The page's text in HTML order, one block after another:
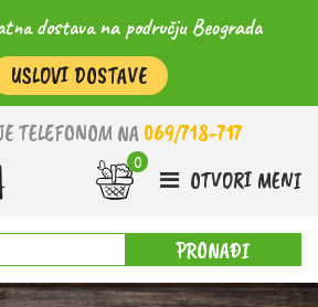
dostava na području Beograda
USLOVI DOSTAVE
TELEFONOM NA 069/718-717
OTVORI MENI
PRONAĐI